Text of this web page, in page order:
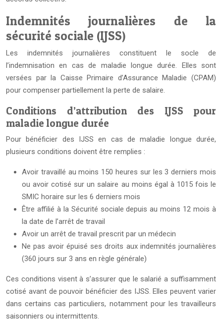
Indemnités journalières de la
sécurité sociale (IJSS)
Les indemnités journalières constituent le socle de
l’indemnisation en cas de maladie longue durée. Elles sont
versées par la Caisse Primaire d’Assurance Maladie (CPAM)
pour compenser partiellement la perte de salaire.
Conditions d’attribution des IJSS pour
maladie longue durée
Pour bénéficier des IJSS en cas de maladie longue durée,
plusieurs conditions doivent être remplies :
Avoir travaillé au moins 150 heures sur les 3 derniers mois
ou avoir cotisé sur un salaire au moins égal à 1015 fois le
SMIC horaire sur les 6 derniers mois
Être affilié à la Sécurité sociale depuis au moins 12 mois à
la date de l’arrêt de travail
Avoir un arrêt de travail prescrit par un médecin
Ne pas avoir épuisé ses droits aux indemnités journalières
(360 jours sur 3 ans en règle générale)
Ces conditions visent à s’assurer que le salarié a suffisamment
cotisé avant de pouvoir bénéficier des IJSS. Elles peuvent varier
dans certains cas particuliers, notamment pour les travailleurs
saisonniers ou intermittents.